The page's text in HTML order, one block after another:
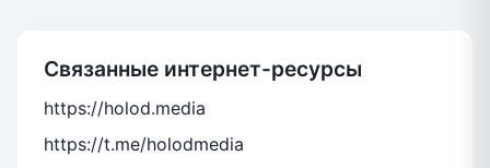
Связанные интернет-ресурсы
https://holod.media
https://t.me/holodmedia